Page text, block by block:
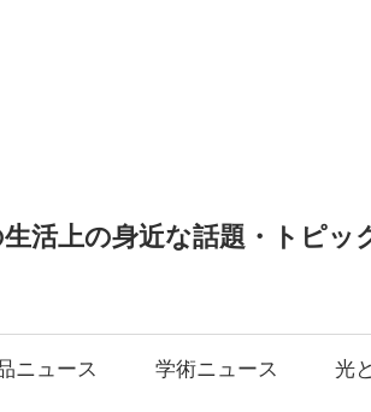
活上の身近な話題・トピ
ニュース 学術ニュース 光